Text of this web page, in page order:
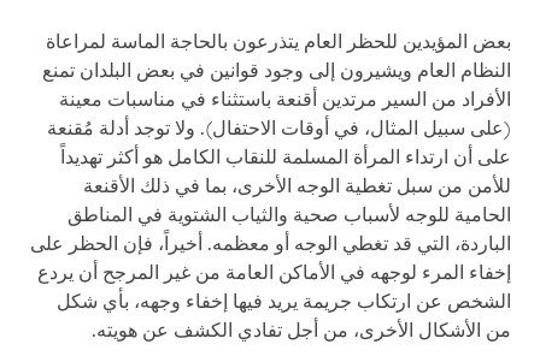
بعض المؤيدين للحظر العام يتذرعون بالحاجة الماسة لمراعاة
النظام العام ويشيرون إلى وجود قوانين في بعض البلدان تمنع
الأفراد من السير مرتدين أقنعة باستثناء في مناسبات معينة
(على سبيل المثال، في أوقات الاحتفال). ولا توجد أدلة مُقنعة
على أن ارتداء المرأة المسلمة للنقاب الكامل هو أكثر تهديداً
للأمن من سبل تغطية الوجه الأخرى، بما في ذلك الأقنعة
الحامية للوجه لأسباب صحية والثياب الشتوية في المناطق
الباردة، التي قد تغطي الوجه أو معظمه. أخيراً، فإن الحظر على
إخفاء المرء لوجهه في الأماكن العامة من غير المرجح أن يردع
الشخص عن ارتكاب جريمة يريد فيها إخفاء وجهه، بأي شكل
من الأشكال الأخرى، من أجل تفادي الكشف عن هويته.